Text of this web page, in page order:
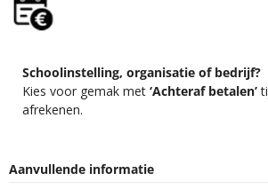
Schoolinstelling, organisatie of bedrijf?
Kies voor gemak met ‘Achteraf betalen’
afrekenen.
Aanvullende informatie